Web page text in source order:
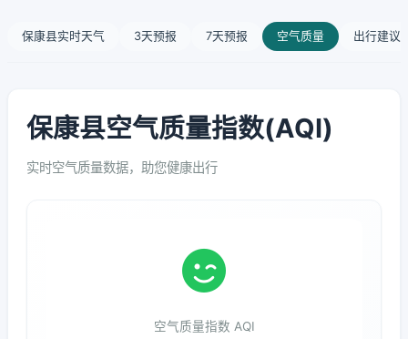
保康县实时天气 3天预报 7天预报 空气质量 出行建议
保康县空气质量指数(AQI)
实时空气质量数据，助您健康出行
空气质量指数 AQI